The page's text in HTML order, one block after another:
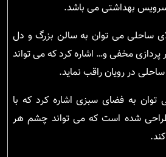
بهداشتی می باشد.
ساحلی می توان به سالن بزرگ و دل
پردازی مخفی و… اشاره کرد که می تواند
در رویان راقب نماید.
توان به فضای سبزی اشاره کرد که با
شده است که می تواند چشم هر